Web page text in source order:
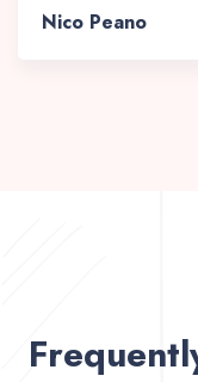
Nico Peano